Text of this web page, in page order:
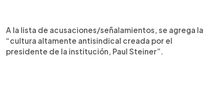
A la lista de acusaciones/señalamientos, se agrega la
“cultura altamente antisindical creada por el
presidente de la institución, Paul Steiner”.